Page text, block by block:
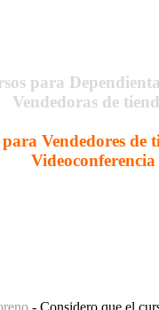
para
Vendedoras de
Vendedores de
Videoconferencia